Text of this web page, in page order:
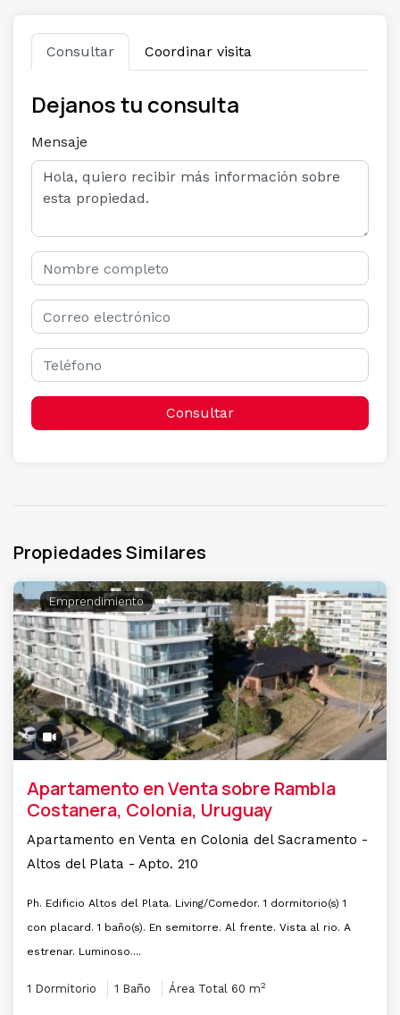
Consultar Coordinar visita
Dejanos tu consulta
Mensaje
Consultar
Propiedades Similares
Emprendimiento
Apartamento en Venta sobre Rambla
Costanera, Colonia, Uruguay
Apartamento en Venta en Colonia del Sacramento -
Altos del Plata - Apto. 210
Ph. Edificio Altos del Plata. Living/Comedor. 1 dormitorio(s) 1
con placard. 1 baño(s). En semitorre. Al frente. Vista al rio. A
estrenar. Luminoso....
1 Dormitorio 1 Baño Área Total 60 m2